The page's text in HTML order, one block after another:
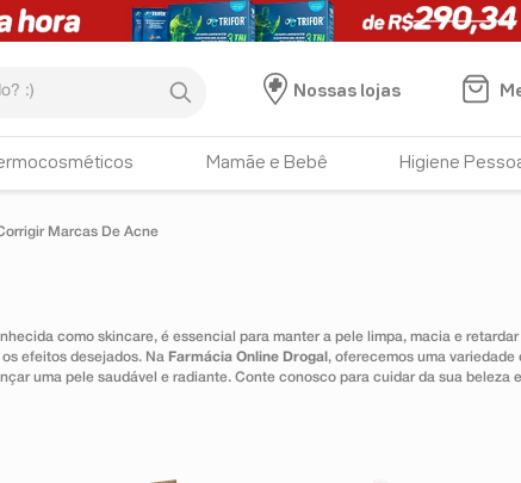
Nossas lojas
Mamãe e Bebê Higiene
Marcas De Acne
como skincare, é essencial para manter a pele limpa, macia e
efeitos desejados. Na Farmácia Online Drogal , oferecemos uma
uma pele saudável e radiante. Conte conosco para cuidar da sua beleza